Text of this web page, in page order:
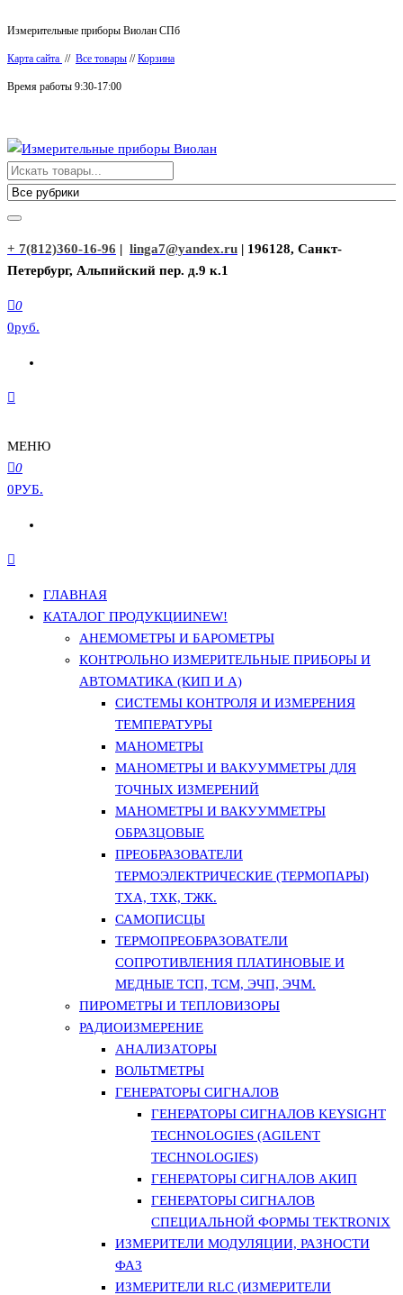
к
содержимому
Измерительные приборы Виолан СПб
Карта сайта // Все товары //Корзина
Время работы 9:30-17:00
Измерительные приборы Виолан
+ 7(812)360-16-96 | linga7@yandex.ru | 196128, Санкт-
Петербург, Альпийский пер. д.9 к.1
0
0руб.
МЕНЮ
0
0РУБ.
ГЛАВНАЯ
КАТАЛОГ ПРОДУКЦИИNEW!
АНЕМОМЕТРЫ И БАРОМЕТРЫ
КОНТРОЛЬНО ИЗМЕРИТЕЛЬНЫЕ ПРИБОРЫ И
АВТОМАТИКА (КИП И А)
СИСТЕМЫ КОНТРОЛЯ И ИЗМЕРЕНИЯ
ТЕМПЕРАТУРЫ
МАНОМЕТРЫ
МАНОМЕТРЫ И ВАКУУММЕТРЫ ДЛЯ
ТОЧНЫХ ИЗМЕРЕНИЙ
МАНОМЕТРЫ И ВАКУУММЕТРЫ
ОБРАЗЦОВЫЕ
ПРЕОБРАЗОВАТЕЛИ
ТЕРМОЭЛЕКТРИЧЕСКИЕ (ТЕРМОПАРЫ)
ТХА, ТХК, ТЖК.
САМОПИСЦЫ
ТЕРМОПРЕОБРАЗОВАТЕЛИ
СОПРОТИВЛЕНИЯ ПЛАТИНОВЫЕ И
МЕДНЫЕ ТСП, ТСМ, ЭЧП, ЭЧМ.
ПИРОМЕТРЫ И ТЕПЛОВИЗОРЫ
РАДИОИЗМЕРЕНИЕ
АНАЛИЗАТОРЫ
ВОЛЬТМЕТРЫ
ГЕНЕРАТОРЫ СИГНАЛОВ
ГЕНЕРАТОРЫ СИГНАЛОВ KEYSIGHT
TECHNOLOGIES (AGILENT
TECHNOLOGIES)
ГЕНЕРАТОРЫ СИГНАЛОВ АКИП
ГЕНЕРАТОРЫ СИГНАЛОВ
СПЕЦИАЛЬНОЙ ФОРМЫ TEKTRONIX
ИЗМЕРИТЕЛИ МОДУЛЯЦИИ, РАЗНОСТИ
ФАЗ
ИЗМЕРИТЕЛИ RLC (ИЗМЕРИТЕЛИ